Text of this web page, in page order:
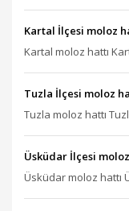
Kartal İlçesi moloz
Kartal moloz hattı
Tuzla İlçesi moloz
Tuzla moloz hattı
Üsküdar İlçesi
Üsküdar moloz hattı